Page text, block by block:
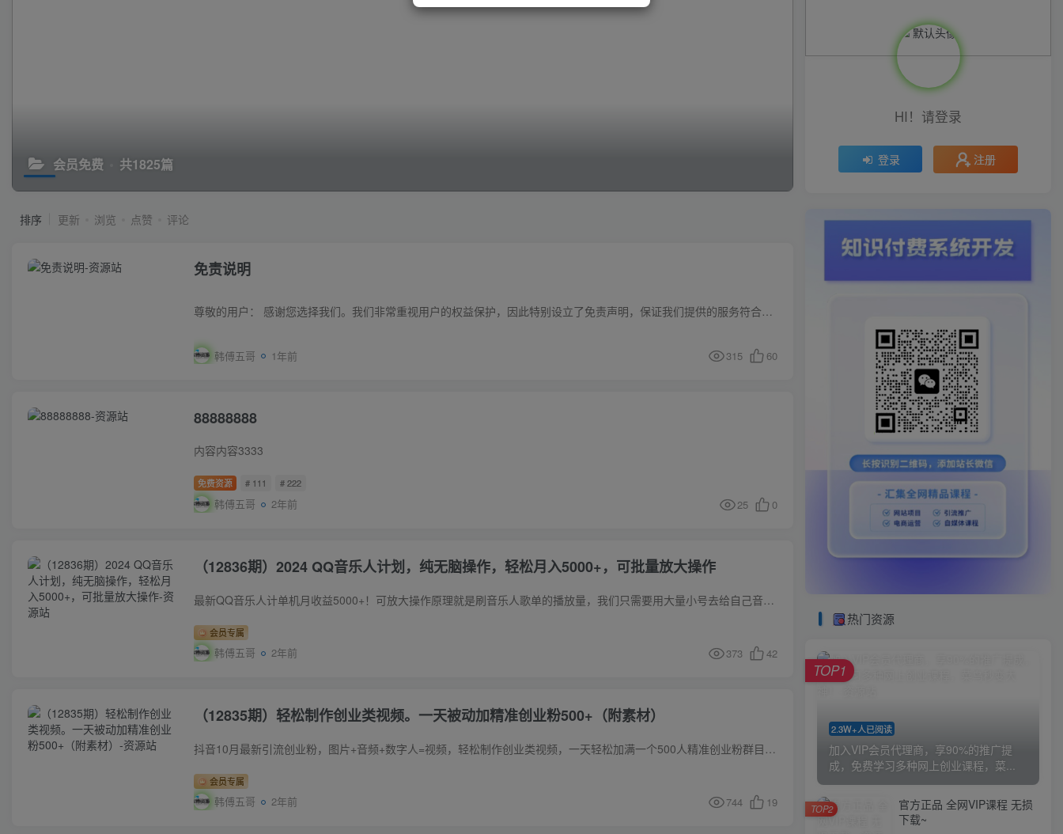
会员免费 共1825篇
排序 更新 浏览 点赞 评论
免责说明
尊敬的用户： 感谢您选择我们。我们非常重视用户的权益保护，因此特别设立了免责声明，保证我们提供的服务符合国家相关法律法规和行业标准。 一、免责声明 1.我们承诺提供的培训服务是合法、安...
韩傅五哥 1年前 315 60
88888888
内容内容3333
免费资源 # 111 # 222
韩傅五哥 2年前 25 0
（12836期）2024 QQ音乐人计划，纯无脑操作，轻松月入5000+，可批量放大操作
最新QQ音乐人计单机月收益5000+！可放大操作原理就是刷音乐人歌单的播放量，我们只需要用大量小号去给自己音乐人歌单刷播放次数就行，1W播放量等50~100左右！每天挂机10~12小时，无人值守，第二...
会员专属
韩傅五哥 2年前 373 42
（12835期）轻松制作创业类视频。一天被动加精准创业粉500+（附素材）
抖音10月最新引流创业粉，图片+音频+数字人=视频，轻松制作创业类视频，一天轻松加满一个500人精准创业粉群目前大家对于抖音的创业粉引流还是存在一个很大的误区的，例如：去发那种：项目拆解、...
会员专属
韩傅五哥 2年前 744 19
HI！请登录
登录 注册
热门资源
2.3W+人已阅读
加入VIP会员代理商，享90%的推广提
成，免费学习多种网上创业课程，菜...
TOP1
官方正品 全网VIP课程 无损
下载~
TOP2